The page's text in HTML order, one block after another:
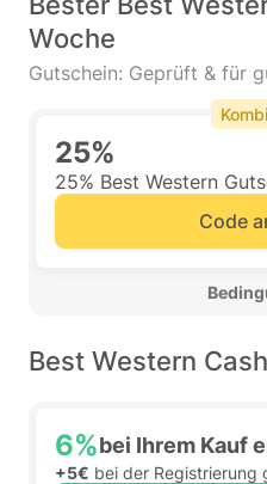
Woche
Gutschein: Geprüft & für
25%
25% Best Western
Code
Best Western
6%bei Ihrem Kauf
+5€ bei der Registrierung